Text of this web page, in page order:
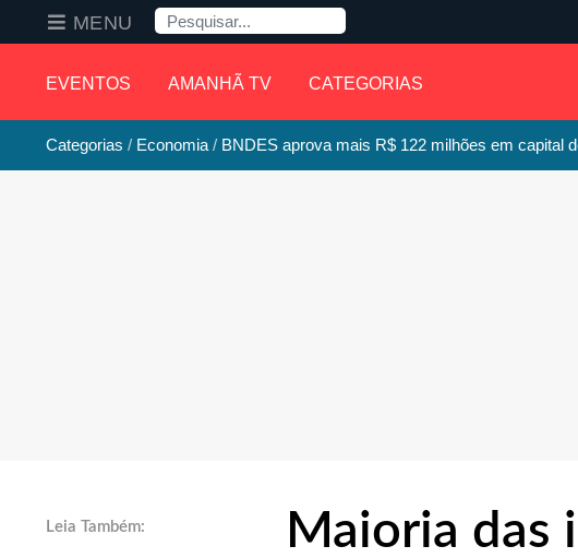
EVENTOS AMANHÃ TV CATEGORIAS
MENU Pesquisa
Categorias Economia BNDES aprova mais R$ 122 milhões em capital
Maioria das